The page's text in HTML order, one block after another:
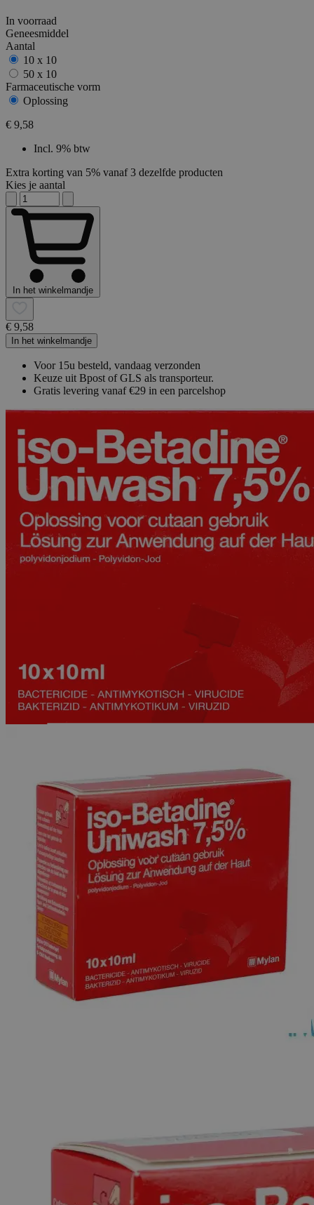
In voorraad
Geneesmiddel
Aantal
10 x 10
50 x 10
Farmaceutische vorm
Oplossing
€ 9,58
Incl. 9% btw
Extra korting van 5% vanaf 3 dezelfde producten
Kies je aantal
In het winkelmandje
€ 9,58
In het winkelmandje
Voor 15u besteld, vandaag verzonden
Keuze uit Bpost of GLS als transporteur.
Gratis levering vanaf €29 in een parcelshop